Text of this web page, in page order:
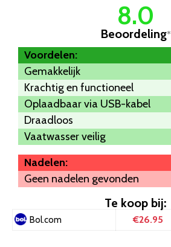
8.0
Beoordeling*
Voordelen:
Gemakkelijk
Krachtig en functioneel
Oplaadbaar via USB-kabel
Draadloos
Vaatwasser veilig
Nadelen:
Geen nadelen gevonden
Te koop bij:
Bol.com €26.95